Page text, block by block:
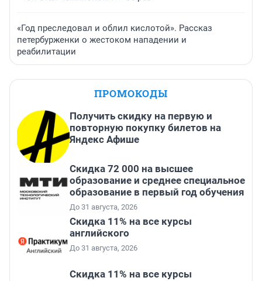
«Год преследовал и облил кислотой». Рассказ
петербурженки о жестоком нападении и
реабилитации
ПРОМОКОДЫ
Получить скидку на первую и
повторную покупку билетов на
Яндекс Афише
Скидка 72 000 на высшее
образование и среднее специальное
образование в первый год обучения
До 31 августа, 2026
Скидка 11% на все курсы
английского
До 31 августа, 2026
Скидка 11% на все курсы